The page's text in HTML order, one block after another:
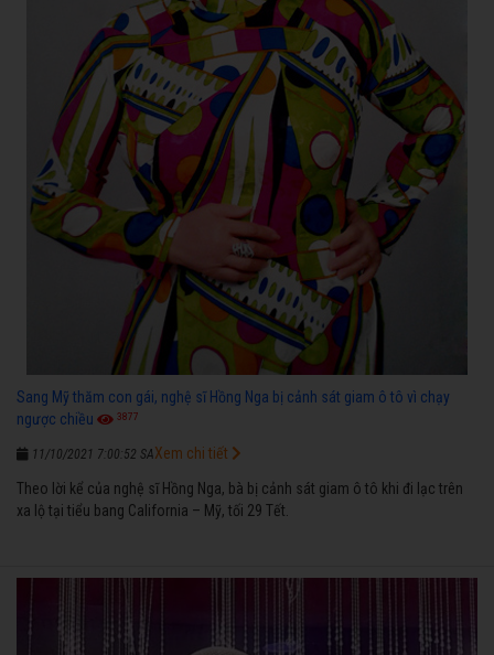
Sang Mỹ thăm con gái, nghệ sĩ Hồng Nga bị cảnh sát giam ô tô vì chạy
ngược chiều
3877
11/10/2021 7:00:52 SA
Theo lời kể của nghệ sĩ Hồng Nga, bà bị cảnh sát giam ô tô khi đi lạc trên
xa lộ tại tiểu bang California – Mỹ, tối 29 Tết.
Xem chi tiết